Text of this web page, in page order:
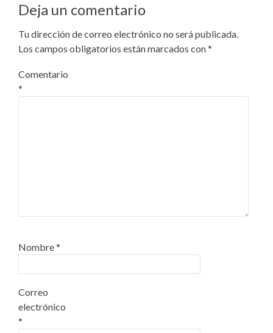
Deja un comentario
Tu dirección de correo electrónico no será publicada.
Los campos obligatorios están marcados con*
Comentario
*
Nombre*
Correo
electrónico
*